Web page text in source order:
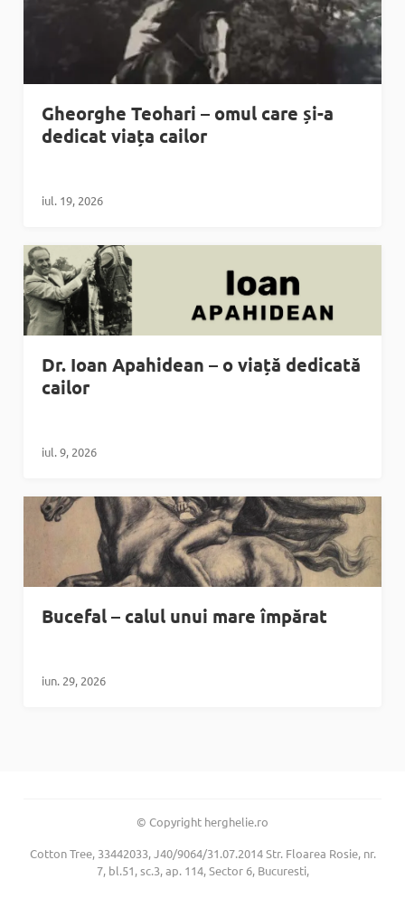
Gheorghe Teohari – omul care și-a
dedicat viața cailor
iul. 19, 2026
Dr. Ioan Apahidean – o viață dedicată
cailor
iul. 9, 2026
Bucefal – calul unui mare împărat
iun. 29, 2026
© Copyright herghelie.ro
Cotton Tree, 33442033, J40/9064/31.07.2014 Str. Floarea Rosie, nr.
7, bl.51, sc.3, ap. 114, Sector 6, Bucuresti,